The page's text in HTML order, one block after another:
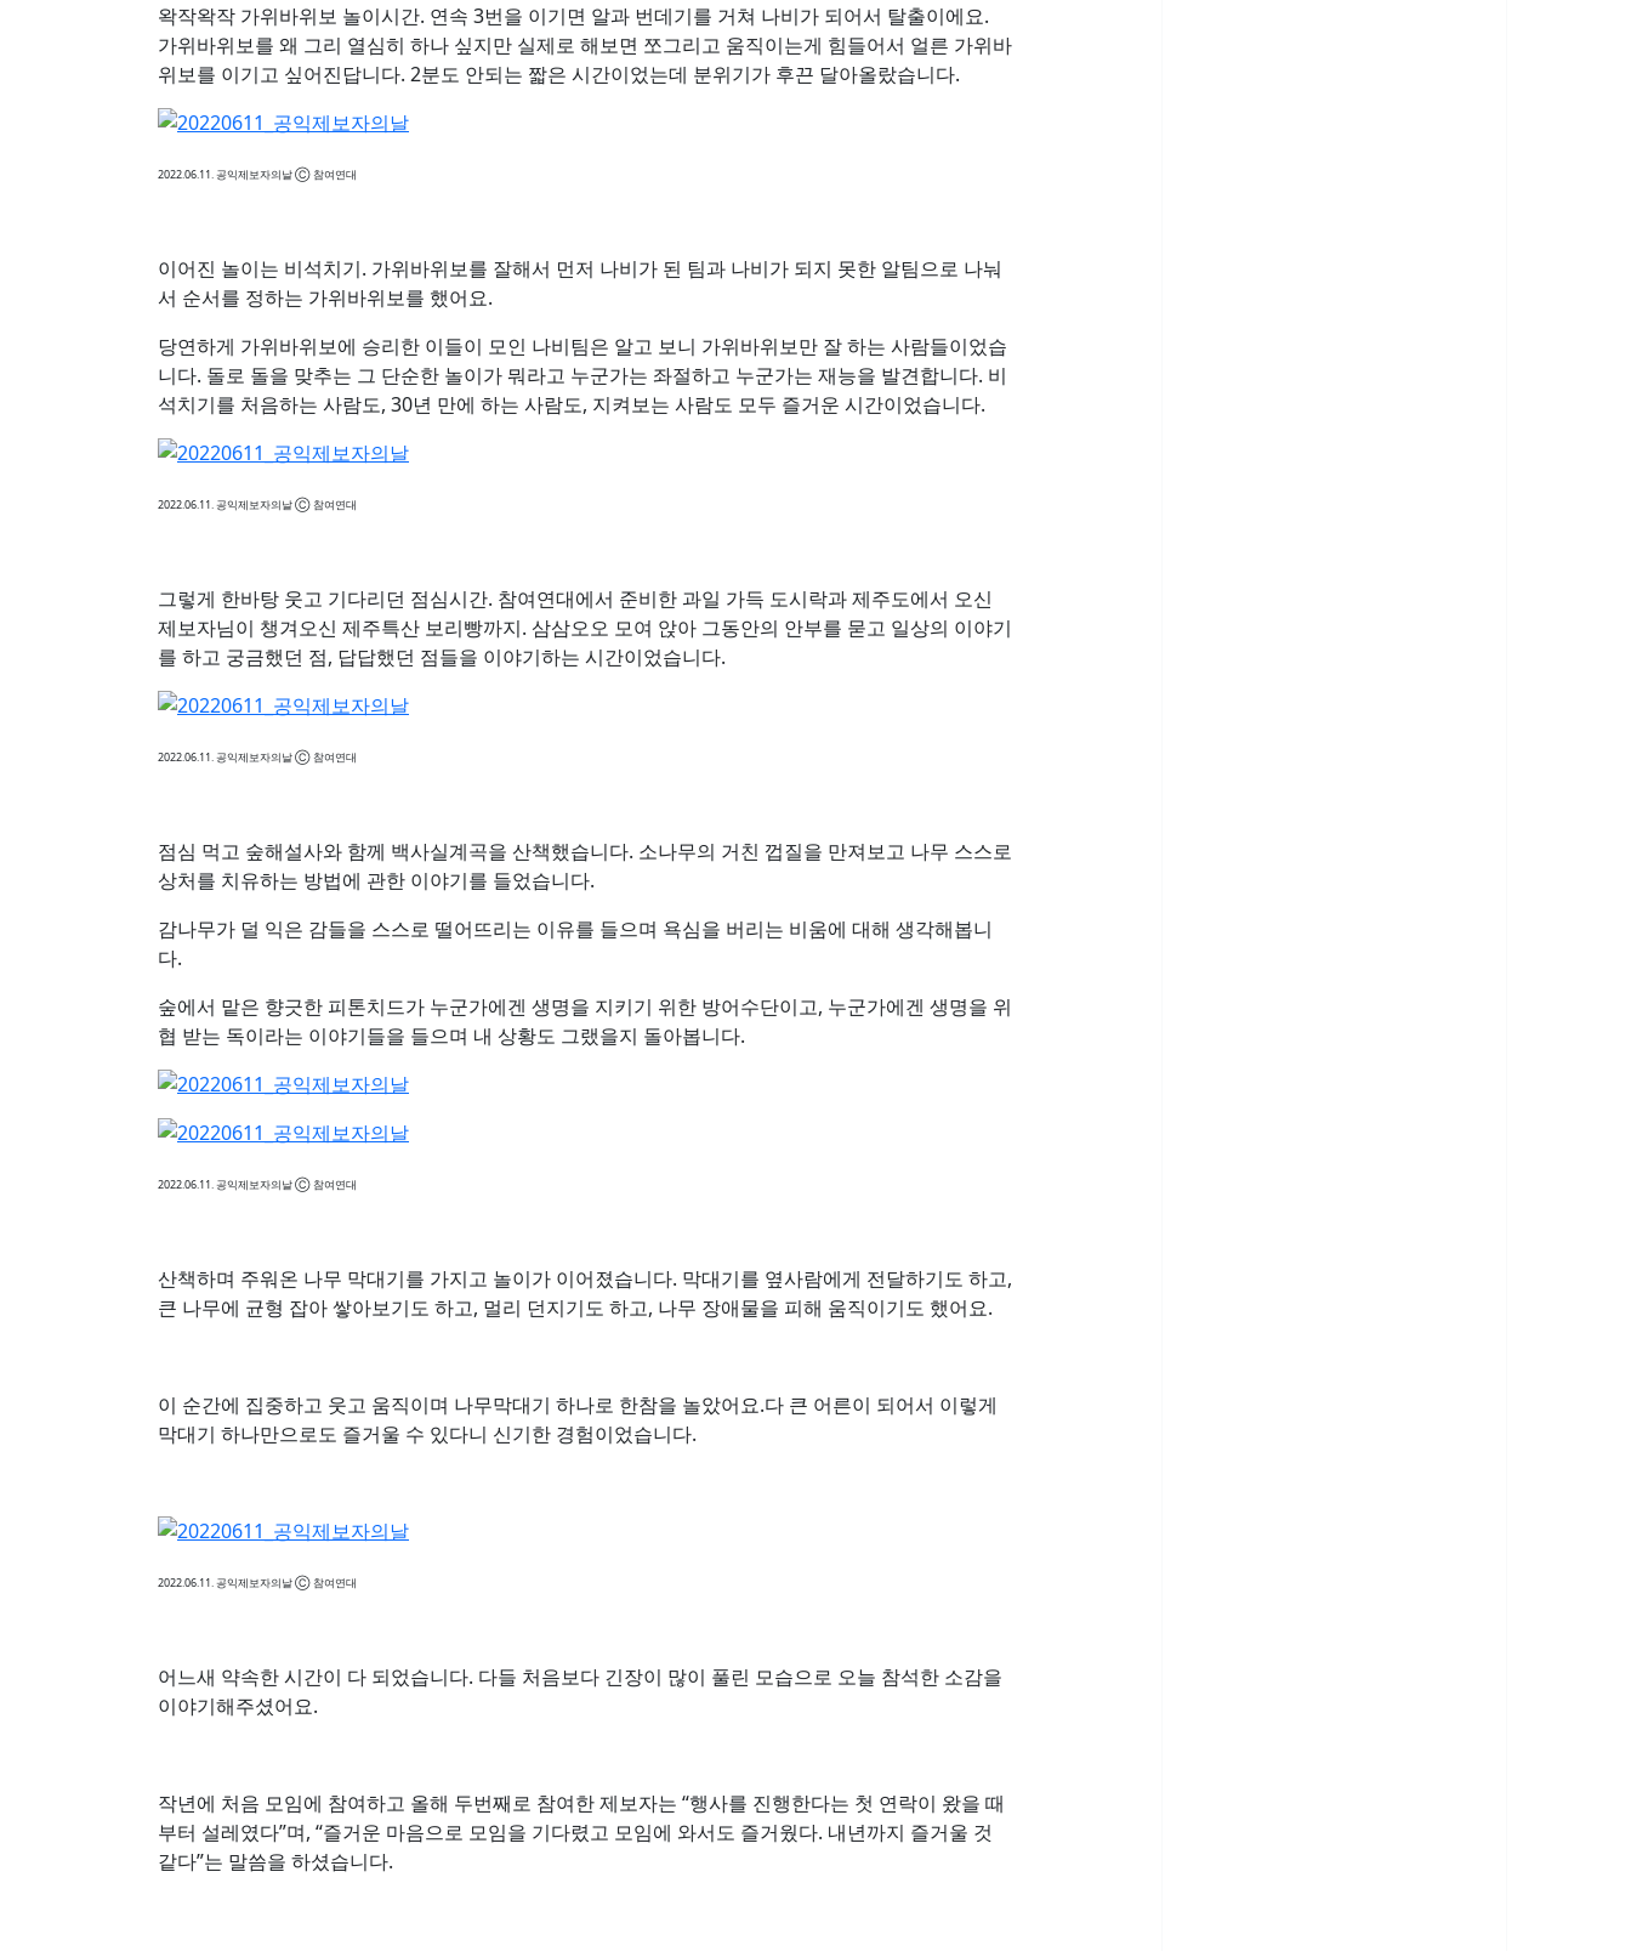
왁작왁작 가위바위보 놀이시간. 연속 3번을 이기면 알과 번데기를 거쳐 나비가 되어서 탈출이에요.
가위바위보를 왜 그리 열심히 하나 싶지만 실제로 해보면 쪼그리고 움직이는게 힘들어서 얼른 가위바
위보를 이기고 싶어진답니다. 2분도 안되는 짧은 시간이었는데 분위기가 후끈 달아올랐습니다.
2022.06.11. 공익제보자의날 Ⓒ 참여연대
이어진 놀이는 비석치기. 가위바위보를 잘해서 먼저 나비가 된 팀과 나비가 되지 못한 알팀으로 나눠
서 순서를 정하는 가위바위보를 했어요.
당연하게 가위바위보에 승리한 이들이 모인 나비팀은 알고 보니 가위바위보만 잘 하는 사람들이었습
니다. 돌로 돌을 맞추는 그 단순한 놀이가 뭐라고 누군가는 좌절하고 누군가는 재능을 발견합니다. 비
석치기를 처음하는 사람도, 30년 만에 하는 사람도, 지켜보는 사람도 모두 즐거운 시간이었습니다.
2022.06.11. 공익제보자의날 Ⓒ 참여연대
그렇게 한바탕 웃고 기다리던 점심시간. 참여연대에서 준비한 과일 가득 도시락과 제주도에서 오신
제보자님이 챙겨오신 제주특산 보리빵까지. 삼삼오오 모여 앉아 그동안의 안부를 묻고 일상의 이야기
를 하고 궁금했던 점, 답답했던 점들을 이야기하는 시간이었습니다.
2022.06.11. 공익제보자의날 Ⓒ 참여연대
점심 먹고 숲해설사와 함께 백사실계곡을 산책했습니다. 소나무의 거친 껍질을 만져보고 나무 스스로
상처를 치유하는 방법에 관한 이야기를 들었습니다.
감나무가 덜 익은 감들을 스스로 떨어뜨리는 이유를 들으며 욕심을 버리는 비움에 대해 생각해봅니
다.
숲에서 맡은 향긋한 피톤치드가 누군가에겐 생명을 지키기 위한 방어수단이고, 누군가에겐 생명을 위
협 받는 독이라는 이야기들을 들으며 내 상황도 그랬을지 돌아봅니다.
2022.06.11. 공익제보자의날 Ⓒ 참여연대
산책하며 주워온 나무 막대기를 가지고 놀이가 이어졌습니다. 막대기를 옆사람에게 전달하기도 하고,
큰 나무에 균형 잡아 쌓아보기도 하고, 멀리 던지기도 하고, 나무 장애물을 피해 움직이기도 했어요.
이 순간에 집중하고 웃고 움직이며 나무막대기 하나로 한참을 놀았어요.다 큰 어른이 되어서 이렇게
막대기 하나만으로도 즐거울 수 있다니 신기한 경험이었습니다.
2022.06.11. 공익제보자의날 Ⓒ 참여연대
어느새 약속한 시간이 다 되었습니다. 다들 처음보다 긴장이 많이 풀린 모습으로 오늘 참석한 소감을
이야기해주셨어요.
작년에 처음 모임에 참여하고 올해 두번째로 참여한 제보자는 “행사를 진행한다는 첫 연락이 왔을 때
부터 설레였다”며, “즐거운 마음으로 모임을 기다렸고 모임에 와서도 즐거웠다. 내년까지 즐거울 것
같다”는 말씀을 하셨습니다.